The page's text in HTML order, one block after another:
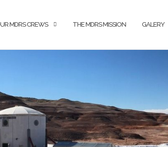
MDRS CREWS THE MDRS MISSION GALERY